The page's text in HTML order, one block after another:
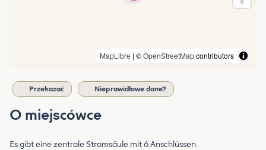
MapLibre | ©OpenStreetMapcontributors
Przekazać Nieprawidłowe dane?
O miejscówce
Es gibt eine zentrale Stromsäule mit 6 Anschlüssen.